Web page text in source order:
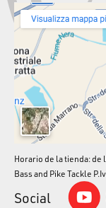
Horario de la tienda: de
Bass and Pike Tackle
Social